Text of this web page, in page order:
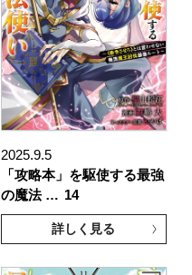
2025.9.5
「攻略本」を駆使する最強
の魔法 … 14
詳しく見る